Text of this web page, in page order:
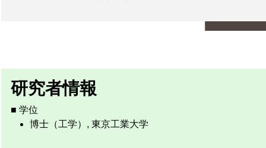
研究者情報
■ 学位
博士（工学）, 東京工業大学